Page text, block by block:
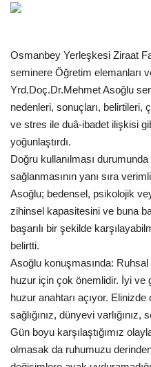
Spor
Tekno Bilim
Ekonomi
Galeriler
Siyaset
Künye
Yaşam
Sağlık
İletişim
Kültür Sanat
Osmanbey Yerleşkesi Ziraat
seminere Öğretim elemanları
Yrd.Doç.Dr.Mehmet Asoğlu
nedenleri, sonuçları, belirtileri,
ve stres ile duâ-ibadet ilişkisi
yoğunlaştırdı.
Doğru kullanılması durumunda
sağlanmasının yanı sıra
Asoğlu; bedensel, psikolojik
zihinsel kapasitesini ve buna
başarılı bir şekilde
belirtti.
Asoğlu konuşmasında:
huzur için çok önemlidir. İyi ve
huzur anahtarı açıyor.
sağlığınız, dünyevi
Gün boyu karşılaştığımız
olmasak da ruhumuzu